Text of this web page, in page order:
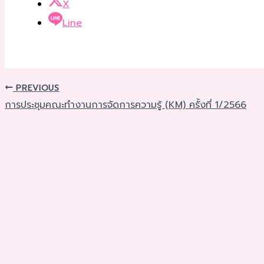
X
Line
PREVIOUS
การประชุมคณะทำงานการจัดการความรู้ (KM) ครั้งที่ 1/2566